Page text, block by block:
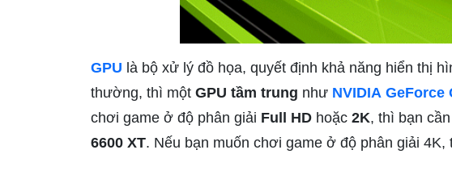
GPU là bộ xử lý đồ họa, quyết định khả năng hiển thị
thường, thì một GPU tầm trung như NVIDIA GeForce
chơi game ở độ phân giải Full HD hoặc 2K, thì bạn
6600 XT. Nếu bạn muốn chơi game ở độ phân giải